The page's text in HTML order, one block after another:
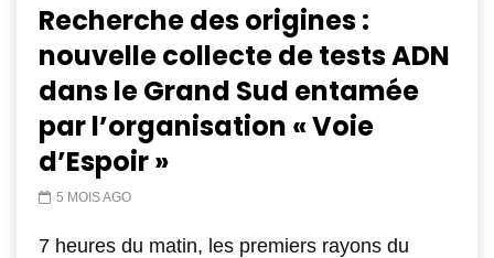
Recherche des origines :
nouvelle collecte de tests ADN
dans le Grand Sud entamée
par l’organisation « Voie
d’Espoir »
5 MOIS AGO
7 heures du matin, les premiers rayons du